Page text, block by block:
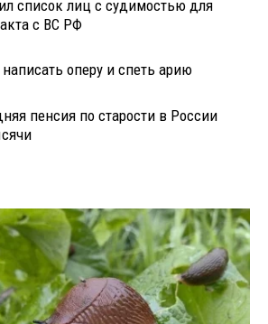
список лиц с судимостью для
с ВС РФ
оперу и спеть арию
пенсия по старости в России